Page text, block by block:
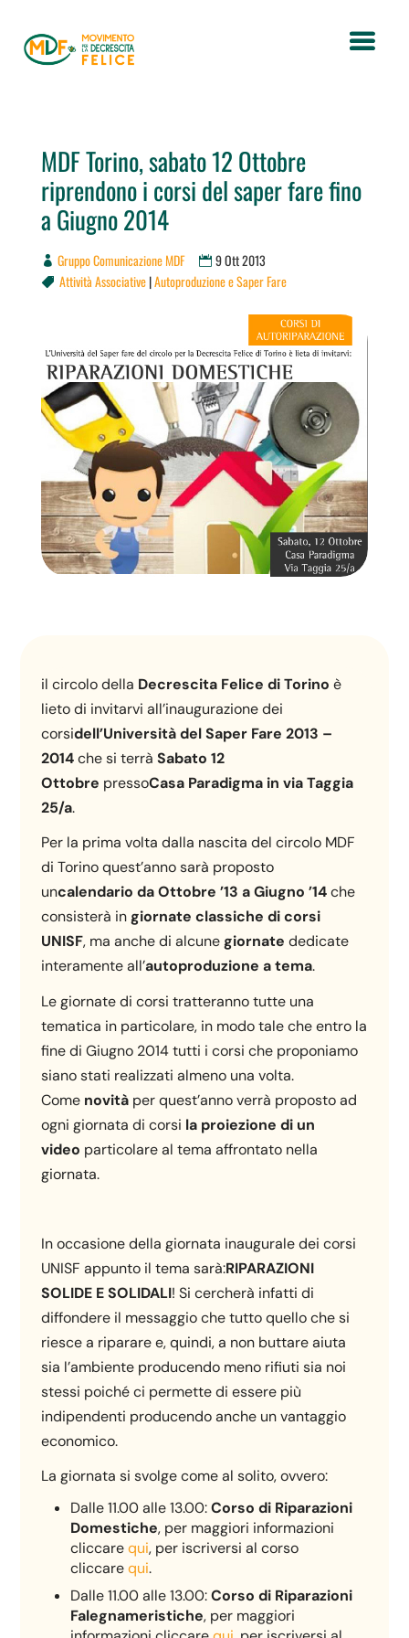
MDF Torino, sabato 12 Ottobre
riprendono i corsi del saper fare fino
a Giugno 2014
Gruppo Comunicazione MDF 9 Ott 2013
 Attività Associative|Autoproduzione e Saper Fare
il circolo della Decrescita Felice di Torino è
lieto di invitarvi all’inaugurazione dei
corsidell’Università del Saper Fare 2013 –
2014che si terràSabato 12
Ottobre pressoCasa Paradigma in via Taggia
25/a.
Per la prima volta dalla nascita del circolo MDF
di Torino quest’anno sarà proposto
uncalendario da Ottobre ’13 a Giugno ’14che
consisterà ingiornate classiche di corsi
UNISF, ma anche di alcunegiornatededicate
interamente all’autoproduzione a tema.
Le giornate di corsi tratteranno tutte una
tematica in particolare, in modo tale che entro la
fine di Giugno 2014 tutti i corsi che proponiamo
siano stati realizzati almeno una volta.
Come novità per quest’anno verrà proposto ad
ogni giornata di corsi la proiezione di un
video particolare al tema affrontato nella
giornata.
In occasione della giornata inaugurale dei corsi
UNISF appunto il tema sarà:RIPARAZIONI
SOLIDE E SOLIDALI! Si cercherà infatti di
diffondere il messaggio che tutto quello che si
riesce a riparare e, quindi, a non buttare aiuta
sia l’ambiente producendo meno rifiuti sia noi
stessi poiché ci permette di essere più
indipendenti producendo anche un vantaggio
economico.
La giornata si svolge come al solito, ovvero:
Dalle 11.00 alle 13.00:Corso di Riparazioni
Domestiche, per maggiori informazioni
cliccarequi, per iscriversi al corso
cliccarequi.
Dalle 11.00 alle 13.00:Corso di Riparazioni
Falegnameristiche, per maggiori